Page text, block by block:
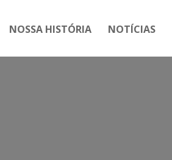
NOSSA HISTÓRIA NOTÍCIAS